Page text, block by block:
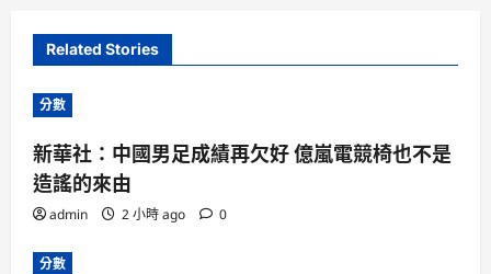
Related Stories
分數
新華社：中國男足成績再欠好 億嵐電競椅也不是
造謠的來由
admin 2 小時 ago 0
分數